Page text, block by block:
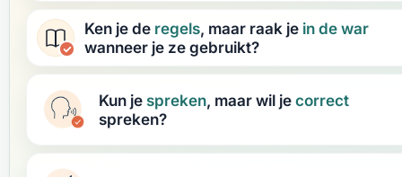
Ken je de regels, maar raak je in de war
wanneer je ze gebruikt?
Kun je spreken, maar wil jecorrect
spreken?